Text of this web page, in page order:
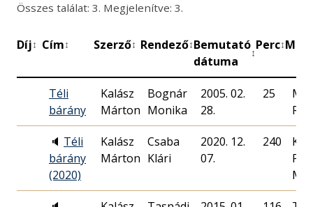
Összes találat: 3. Megjelenítve: 3.
Díj↕ Cím↕ Szerző↕ Rendező↕Bemutató
dátuma
↕
Perc↕
Téli
bárány
Kalász
Márton
Bognár
Monika
2005. 02.
28.
25
🔈 Téli
bárány
(2020)
Kalász
Márton
Csaba
Klári
2020. 12.
07.
240